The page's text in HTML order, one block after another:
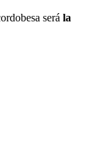
será la